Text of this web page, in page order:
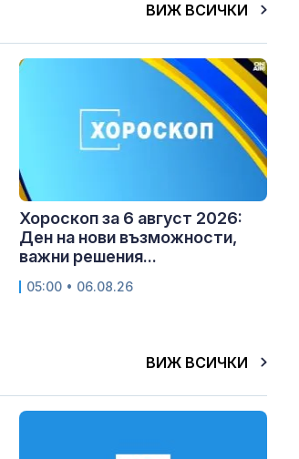
ВИЖ ВСИЧКИ
Хороскоп за 6 август 2026:
Ден на нови възможности,
важни решения...
05:00 • 06.08.26
ВИЖ ВСИЧКИ